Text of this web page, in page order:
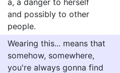
a, a danger to herself
and possibly to other
people.
Wearing this... means that
somehow, somewhere,
you're always gonna find